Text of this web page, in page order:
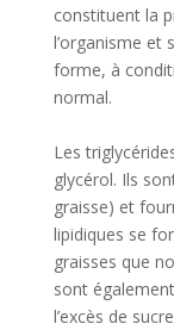
constituent la
l’organisme et
forme, à
normal.
Les
glycérol. Ils
graisse) et
lipidiques se
graisses que
sont
l’excès de